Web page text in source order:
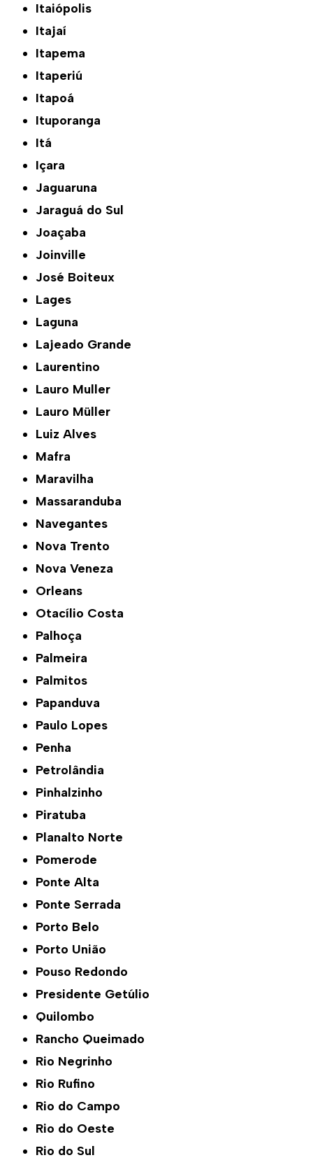
Itaiópolis
Itajaí
Itapema
Itaperiú
Itapoá
Ituporanga
Itá
Içara
Jaguaruna
Jaraguá do Sul
Joaçaba
Joinville
José Boiteux
Lages
Laguna
Lajeado Grande
Laurentino
Lauro Muller
Lauro Müller
Luiz Alves
Mafra
Maravilha
Massaranduba
Navegantes
Nova Trento
Nova Veneza
Orleans
Otacílio Costa
Palhoça
Palmeira
Palmitos
Papanduva
Paulo Lopes
Penha
Petrolândia
Pinhalzinho
Piratuba
Planalto Norte
Pomerode
Ponte Alta
Ponte Serrada
Porto Belo
Porto União
Pouso Redondo
Presidente Getúlio
Quilombo
Rancho Queimado
Rio Negrinho
Rio Rufino
Rio do Campo
Rio do Oeste
Rio do Sul